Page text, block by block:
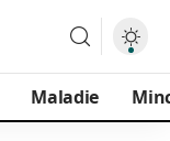
Maladie